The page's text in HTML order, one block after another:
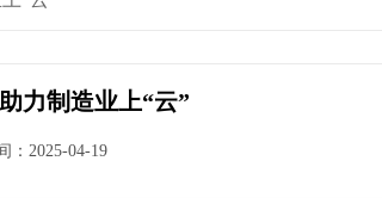
力制造业上“云”
：2025-04-19